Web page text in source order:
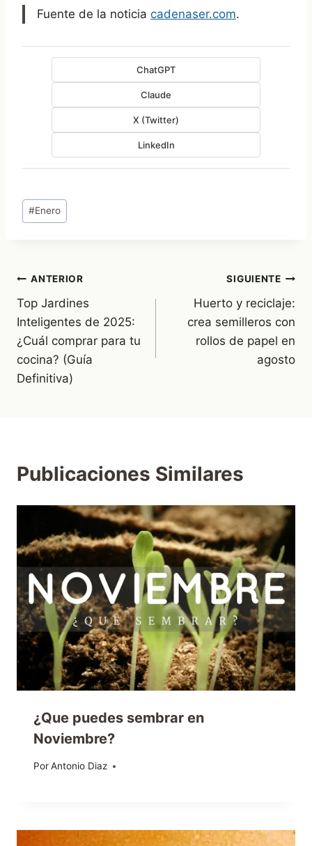
Fuente de la noticia cadenaser.com.
ChatGPT
Claude
X (Twitter)
LinkedIn
Etiquetas
de
#Enero
Navegación
de
entradas
ANTERIOR
Top Jardines
Inteligentes de 2025:
¿Cuál comprar para tu
cocina? (Guía
Definitiva)
SIGUIENTE
Huerto y reciclaje:
crea semilleros con
rollos de papel en
agosto
Publicaciones Similares
¿Que puedes sembrar en
Noviembre?
PorAntonio Diaz
30/10/2016